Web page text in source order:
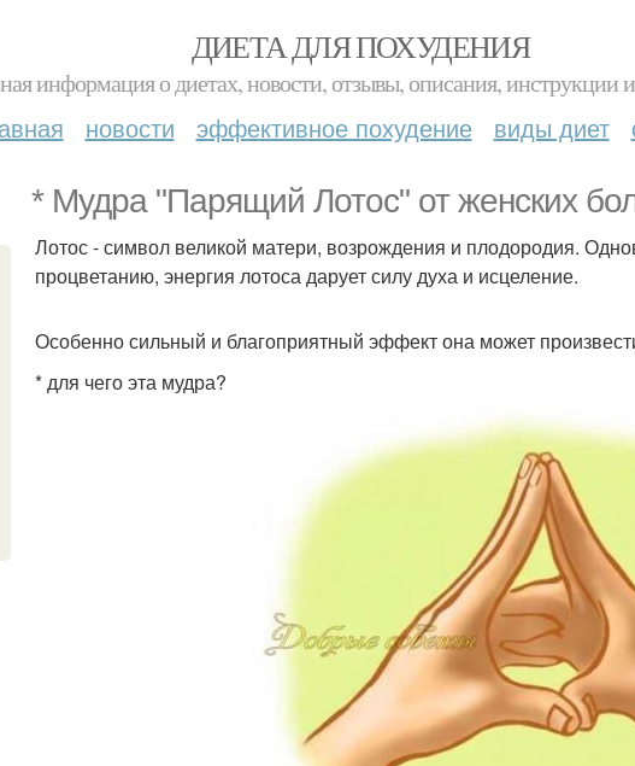
ДИЕТА ДЛЯ ПОХУДЕНИЯ
информация о диетах, новости, отзывы, описания, инструкции
новости эффективное похудение виды диет
* Мудра "Парящий Лотос" от женских
Лотос - символ великой матери, возрождения и плодородия.
процветанию, энергия лотоса дарует силу духа и исцеление.
Особенно сильный и благоприятный эффект она может
* для чего эта мудра?